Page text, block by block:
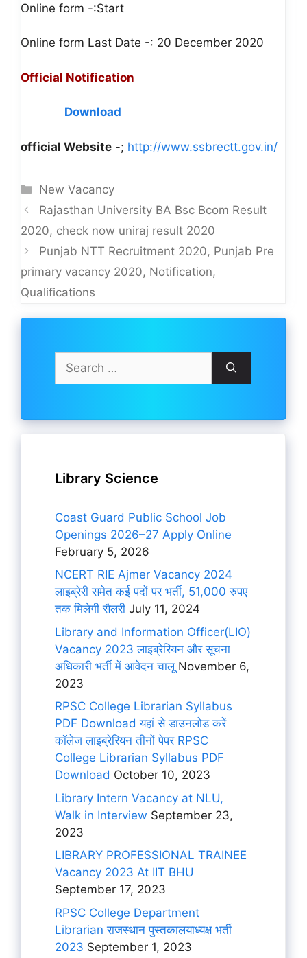
Online form -:Start
Online form Last Date -: 20 December 2020
Official Notification
Download
official Website -; http://www.ssbrectt.gov.in/
Categories
New Vacancy
Rajasthan University BA Bsc Bcom Result
2020, check now uniraj result 2020
Punjab NTT Recruitment 2020, Punjab Pre
primary vacancy 2020, Notification,
Qualifications
for:
Library Science
Coast Guard Public School Job
Openings 2026–27 Apply Online
February 5, 2026
NCERT RIE Ajmer Vacancy 2024
लाइब्रेरी समेत कई पदों पर भर्ती, 51,000 रुपए
तक मिलेगी सैलरी July 11, 2024
Library and Information Officer(LIO)
Vacancy 2023 लाइब्रेरियन और सूचना
अधिकारी भर्ती में आवेदन चालूNovember 6,
2023
RPSC College Librarian Syllabus
PDF Download यहां से डाउनलोड करें
कॉलेज लाइब्रेरियन तीनों पेपर RPSC
College Librarian Syllabus PDF
Download October 10, 2023
Library Intern Vacancy at NLU,
Walk in Interview September 23,
2023
LIBRARY PROFESSIONAL TRAINEE
Vacancy 2023 At IIT BHU
September 17, 2023
RPSC College Department
Librarian राजस्थान पुस्तकालयाध्यक्ष भर्ती
2023 September 1, 2023